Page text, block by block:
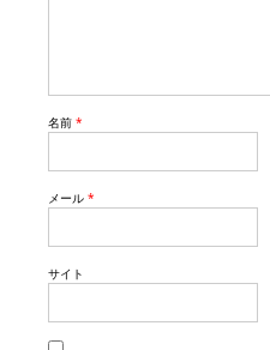
名前 *
メール *
サイト